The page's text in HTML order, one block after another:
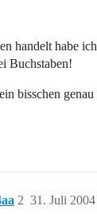
handelt habe
Buchstaben!
bisschen genau
31. Juli
2